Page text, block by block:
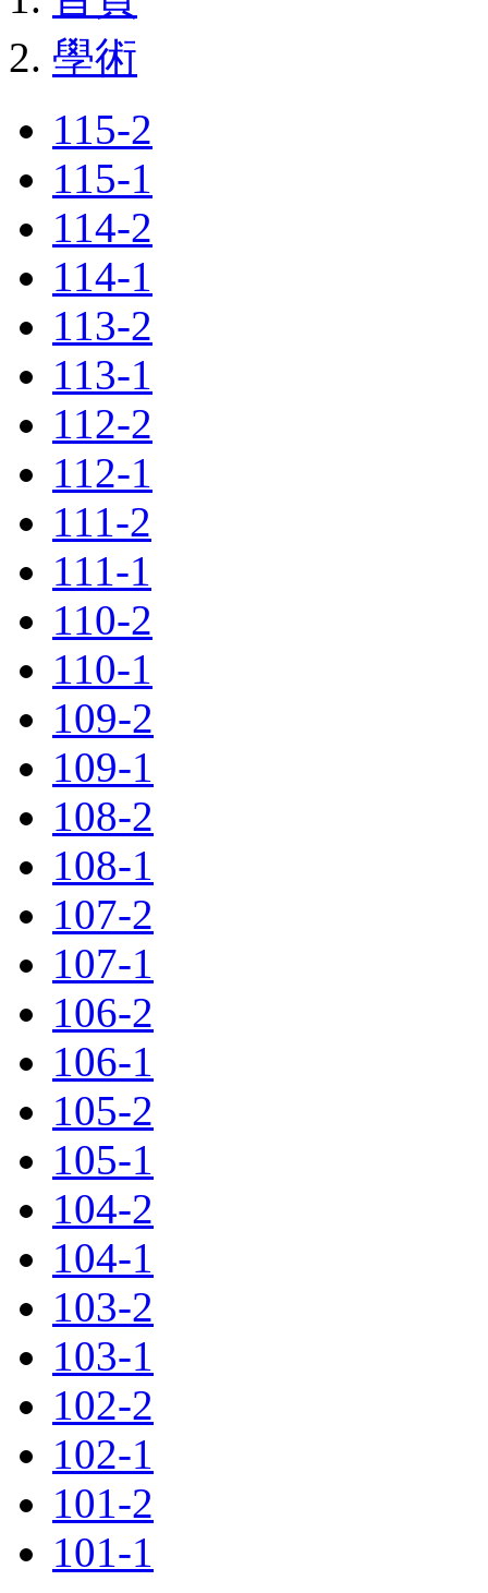
學術
115-2
115-1
114-2
114-1
113-2
113-1
112-2
112-1
111-2
111-1
110-2
110-1
109-2
109-1
108-2
108-1
107-2
107-1
106-2
106-1
105-2
105-1
104-2
104-1
103-2
103-1
102-2
102-1
101-2
101-1